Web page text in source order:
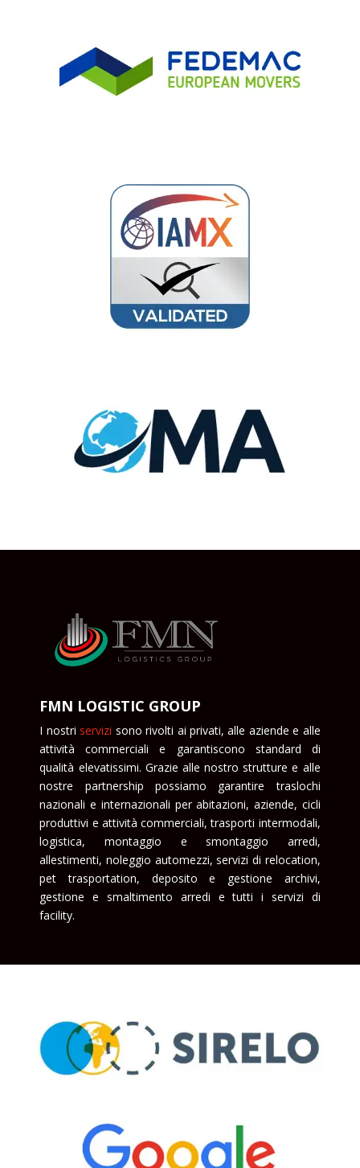
FMN LOGISTIC GROUP
I nostri servizi sono rivolti ai privati, alle aziende e alle
attività commerciali e garantiscono standard di
qualità elevatissimi. Grazie alle nostro strutture e alle
nostre partnership possiamo garantire traslochi
nazionali e internazionali per abitazioni, aziende, cicli
produttivi e attività commerciali, trasporti intermodali,
logistica, montaggio e smontaggio arredi,
allestimenti, noleggio automezzi, servizi di relocation,
pet trasportation, deposito e gestione archivi,
gestione e smaltimento arredi e tutti i servizi di
facility.